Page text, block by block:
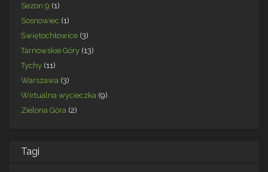
Sezon 9 (1)
Sosnowiec (1)
Świętochłowice (3)
Tarnowskie Góry (13)
Tychy (11)
Warszawa (3)
Wirtualna wycieczka (9)
Zielona Góra (2)
Tagi